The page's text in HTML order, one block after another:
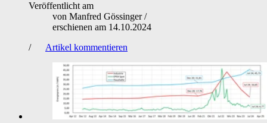
Veröffentlicht am
von Manfred Gössinger/
erschienen am 14.10.2024
/
Artikel kommentieren